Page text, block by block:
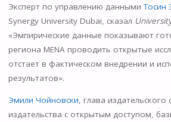
Эксперт по управлению даннымиТосин
Synergy University Dubai, сказал
«Эмпирические данные показывают
региона MENA проводить открытые
отстает в фактическом внедрении и
результатов».
Эмили Чойновски, глава издательского
издательства с открытым доступом,